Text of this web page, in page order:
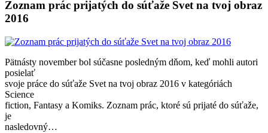
Zoznam prác prijatých do súťaže Svet na tvoj obraz
2016
Pätnásty november bol súčasne posledným dňom, keď mohli autori
posielať
svoje práce do súťaže Svet na tvoj obraz 2016 v kategóriách
Science
fiction, Fantasy a Komiks. Zoznam prác, ktoré sú prijaté do súťaže,
je
nasledovný…